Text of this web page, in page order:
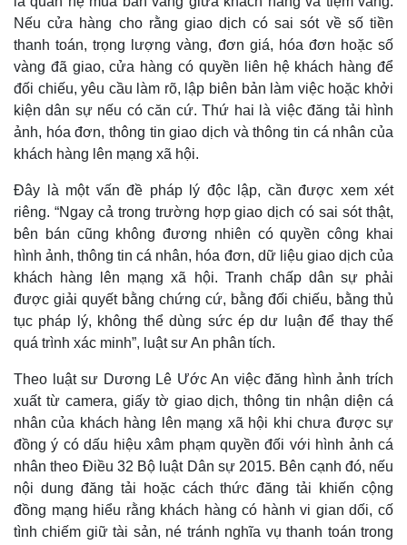
Nếu cửa hàng cho rằng giao dịch có sai sót về số tiền
thanh toán, trọng lượng vàng, đơn giá, hóa đơn hoặc số
vàng đã giao, cửa hàng có quyền liên hệ khách hàng để
đối chiếu, yêu cầu làm rõ, lập biên bản làm việc hoặc khởi
kiện dân sự nếu có căn cứ. Thứ hai là việc đăng tải hình
ảnh, hóa đơn, thông tin giao dịch và thông tin cá nhân của
khách hàng lên mạng xã hội.
Đây là một vấn đề pháp lý độc lập, cần được xem xét
riêng. “Ngay cả trong trường hợp giao dịch có sai sót thật,
bên bán cũng không đương nhiên có quyền công khai
hình ảnh, thông tin cá nhân, hóa đơn, dữ liệu giao dịch của
khách hàng lên mạng xã hội. Tranh chấp dân sự phải
được giải quyết bằng chứng cứ, bằng đối chiếu, bằng thủ
tục pháp lý, không thể dùng sức ép dư luận để thay thế
quá trình xác minh”, luật sư An phân tích.
Theo luật sư Dương Lê Ước An việc đăng hình ảnh trích
xuất từ camera, giấy tờ giao dịch, thông tin nhận diện cá
nhân của khách hàng lên mạng xã hội khi chưa được sự
đồng ý có dấu hiệu xâm phạm quyền đối với hình ảnh cá
nhân theo Điều 32 Bộ luật Dân sự 2015. Bên cạnh đó, nếu
nội dung đăng tải hoặc cách thức đăng tải khiến cộng
đồng mạng hiểu rằng khách hàng có hành vi gian dối, cố
tình chiếm giữ tài sản, né tránh nghĩa vụ thanh toán trong